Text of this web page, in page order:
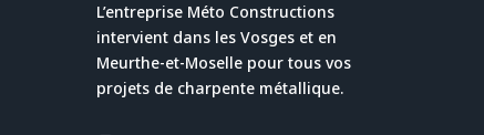
L’entreprise Méto Constructions
intervient dans les Vosges et en
Meurthe-et-Moselle pour tous vos
projets de charpente métallique.